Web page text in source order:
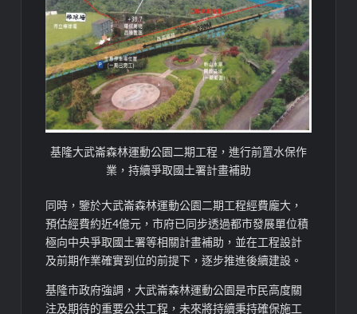
基隆大武崙森林運動公園二期工程，進行前置水保作
業，持續爭取國土署計畫補助
同時，鑒於大武崙森林運動公園二期工程經費龐大，
預估經費約近4億元，市府已同步透過都市發展單位積
極向中央爭取國土署等相關計畫補助，並在工程設計
及前期作業確實到位的前提下，逐步推進後續建設。
基隆市政府強調，大武崙森林運動公園是市民高度關
注及期待的重要公共工程，未來將持續秉持確保施工